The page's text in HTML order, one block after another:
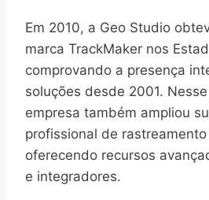
Em 2010, a Geo Studio
marca TrackMaker nos
comprovando a presença
soluções desde 2001.
empresa também ampliou
profissional de
oferecendo recursos
e integradores.